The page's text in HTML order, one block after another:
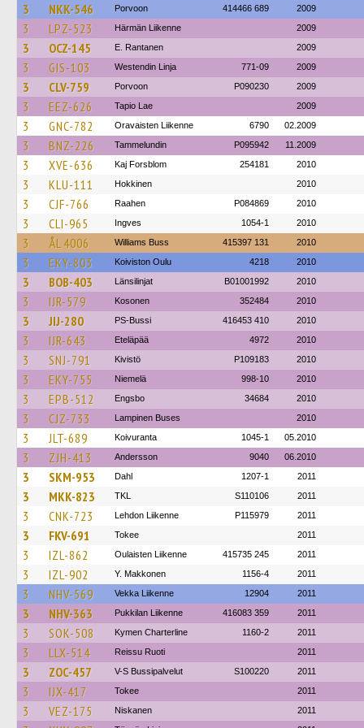
3 NKK-546 Porvoon 414466 689 2009
3 LPZ-523 Härmän Liikenne 2009
3 OCZ-145 E. Rantanen 2009
3 GIS-103 Westendin Linja 771-09 2009
3 CLV-759 Porvoon P090230 2009
3 EEZ-626 Tapio Lae 2009
3 GNC-782 Oravaisten Liikenne 6790 02.2009
3 BNZ-226 Tammelundin P095942 11.2009
3 XVE-636 Kaj Forsblom 254181 2010
3 KLU-111 Hokkinen 2010
3 CJF-766 Raahen P084869 2010
3 CLI-965 Ingves 1054-1 2010
3 ÅL 4006 Williams Buss 415397 131 2010
3 EKY-803 Koiviston Oulu 4218 2010
3 BOB-403 Länsilinjat B01001992 2010
3 IJR-579 Kosonen 352484 2010
3 JIJ-280 PS-Bussi 416453 410 2010
3 IJR-643 Eteläpää 4972 2010
3 SNJ-791 Kivistö P109183 2010
3 EKY-755 Niemelä 998-10 2010
3 EPB-512 Engsbo 34684 2010
3 CJZ-733 Lampinen Buses 2010
3 JLT-689 Koivuranta 1045-1 05.2010
3 ZJH-413 Andersson 9040 06.2010
3 SKM-953 Dahl 1207-1 2011
3 MKK-823 TKL S110106 2011
3 CNK-723 Lehdon Liikenne P115979 2011
3 FKV-691 Tokee 2011
3 IZL-862 Oulaisten Liikenne 415735 245 2011
3 IZL-902 Y. Makkonen 1156-4 2011
3 NHV-569 Vekka Liikenne 12904 2011
3 NHV-363 Pukkilan Liikenne 416083 359 2011
3 SOK-508 Kymen Charterline 1160-2 2011
3 LLX-514 Reissu Ruoti 2011
3 ZOC-457 V-S Bussipalvelut S100220 2011
3 IJX-417 Tokee 2011
3 VEZ-175 Niskanen 2011